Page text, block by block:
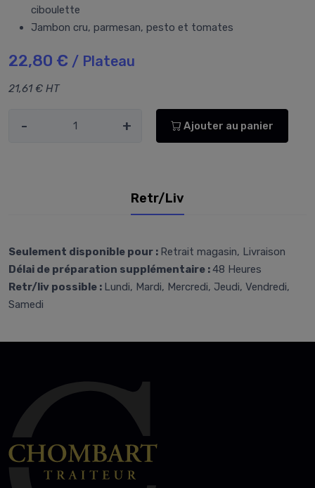
ciboulette
Jambon cru, parmesan, pesto et tomates
22,80 € / Plateau
21,61 € HT
- + Ajouter au panier
Retr/Liv
Seulement disponible pour : Retrait magasin, Livraison
Délai de préparation supplémentaire :48 Heures
Retr/liv possible : Lundi, Mardi, Mercredi, Jeudi, Vendredi,
Samedi